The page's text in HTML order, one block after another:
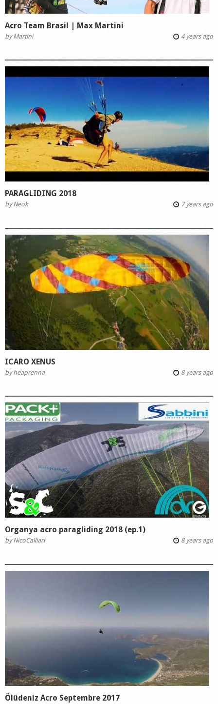
Acro Team Brasil | Max Martini
byMartini 4 years ago
PARAGLIDING 2018
byNeok 7 years ago
ICARO XENUS
byheaprenna 8 years ago
Organya acro paragliding 2018 (ep.1)
byNicoCalliari 8 years ago
Ölüdeniz Acro Septembre 2017